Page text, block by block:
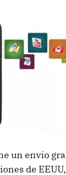
un envío
de EEUU